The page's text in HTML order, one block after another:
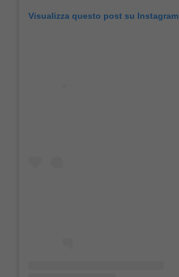
Visualizza questo post su Instagram